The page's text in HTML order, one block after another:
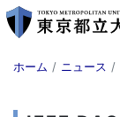
ホーム ニュース